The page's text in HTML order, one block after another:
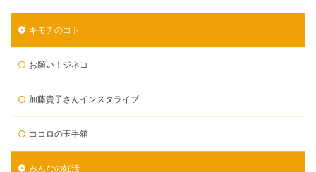
キモチのコト
お願い！ジネコ
加藤貴子さんインスタライブ
ココロの玉手箱
みんなの妊活